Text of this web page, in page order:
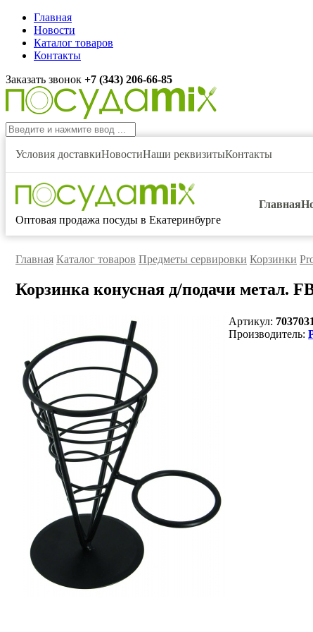
Главная
Новости
Каталог товаров
Контакты
Заказать звонок +7 (343) 206-66-85
Условия доставкиНовостиНаши реквизитыКонтакты
Оптовая продажа посуды в Екатеринбурге
Главная
Главная Каталог товаров Предметы сервировки Корзинки
Корзинка конусная д/подачи метал.
Артикул:
Производитель: